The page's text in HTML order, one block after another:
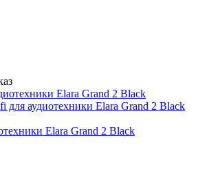
Elara Grand 2 Black